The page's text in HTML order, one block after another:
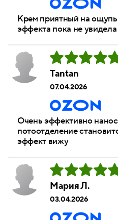
Крем приятный на ощупь
эффекта пока не увидела
Tantan
07.04.2026
Очень эффективно
потоотделение
эффект вижу
Мария Л.
03.04.2026